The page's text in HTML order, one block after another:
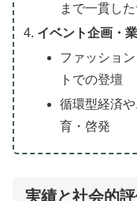
まで一貫し
イベント企画・
ファッショ
トでの登壇
循環型経済
育・啓発
実績と社会的